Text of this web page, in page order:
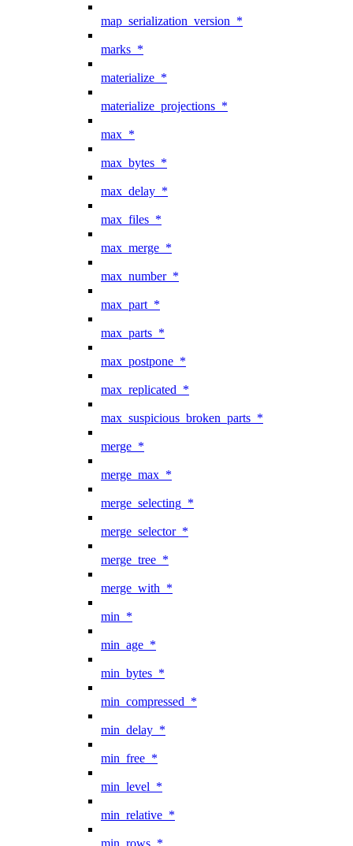
map_serialization_version_*
marks_*
materialize_*
materialize_projections_*
max_*
max_bytes_*
max_delay_*
max_files_*
max_merge_*
max_number_*
max_part_*
max_parts_*
max_postpone_*
max_replicated_*
max_suspicious_broken_parts_*
merge_*
merge_max_*
merge_selecting_*
merge_selector_*
merge_tree_*
merge_with_*
min_*
min_age_*
min_bytes_*
min_compressed_*
min_delay_*
min_free_*
min_level_*
min_relative_*
min_rows_*